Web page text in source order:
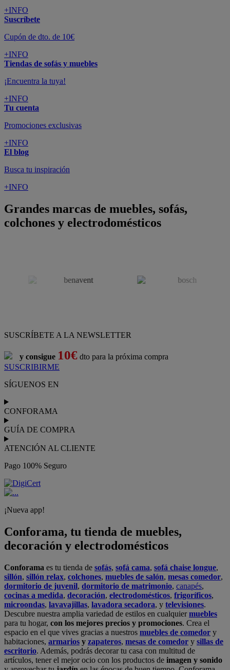
+INFO
Suscríbete
Cupón de dto. de 10€
+INFO
Tiendas de sofás y muebles
¡Encuentra la tuya!
+INFO
Tu cuenta
Promociones exclusivas
+INFO
El blog
Busca tu inspiración
+INFO
Grandes marcas de muebles, sofás,
colchones y electrodomésticos
SUSCRÍBETE A LA NEWSLETTER
y consigue 10€ dto para la próxima compra
SUSCRIBIRME
SÍGUENOS EN
CONFORAMA
GUÍA DE COMPRA
ATENCIÓN AL CLIENTE
Pago 100% Seguro
¡Nueva app!
Conforama, tu tienda de muebles,
decoración y electrodomésticos
Conforama es tu tienda de sofás, sofá cama, sofá chaise longue,
sillón, sillón relax, colchones, muebles de salón, mesas comedor,
dormitorio de juvenil, dormitorio de matrimonio, canapés,
cocinas a medida, decoración, electrodomésticos, frigoríficos,
microondas, lavavajillas, lavadora secadora, y televisiones.
Descubre nuestra amplia variedad de estilos en cualquiermuebles
para tu hogar, con los mejores precios y promociones. Crea el
espacio en el que vives gracias a nuestros muebles de comedor y
habitaciones, armarios y zapateros, mesas de comedor y sillas de
escritorio. Además, podrás decorar tu casa con multitud de
artículos, tener el mejor ocio con los productos de imagen y sonido